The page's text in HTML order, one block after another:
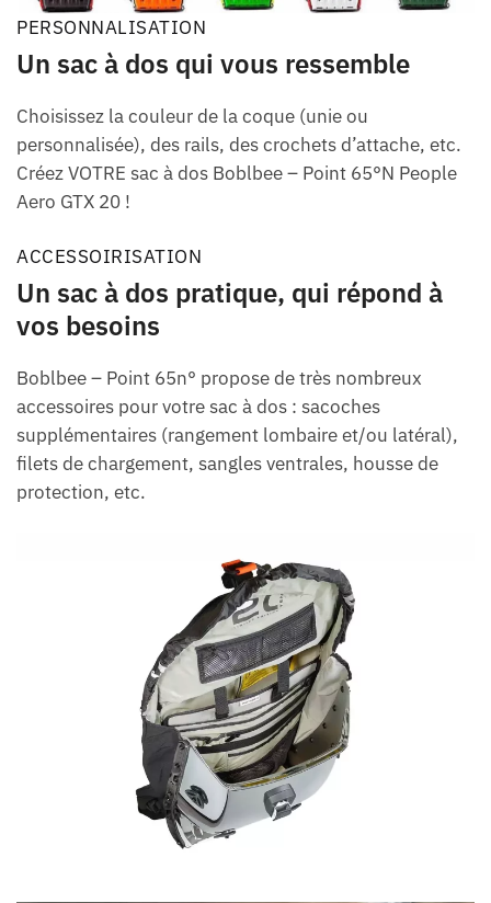
PERSONNALISATION
Un sac à dos qui vous ressemble
Choisissez la couleur de la coque (unie ou
personnalisée), des rails, des crochets d’attache, etc.
Créez VOTRE sac à dos Boblbee – Point 65°N People
Aero GTX 20 !
ACCESSOIRISATION
Un sac à dos pratique, qui répond à
vos besoins
Boblbee – Point 65n° propose de très nombreux
accessoires pour votre sac à dos : sacoches
supplémentaires (rangement lombaire et/ou latéral),
filets de chargement, sangles ventrales, housse de
protection, etc.